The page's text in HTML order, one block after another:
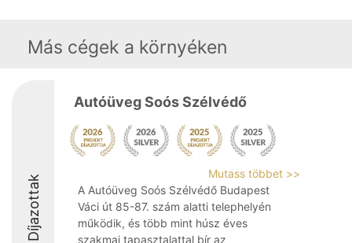
Más cégek a környéken
Díjazottak
Autóüveg Soós Szélvédő
Mutass többet >>
A Autóüveg Soós Szélvédő Budapest
Váci út 85-87. szám alatti telephelyén
működik, és több mint húsz éves
szakmai tapasztalattal bír az